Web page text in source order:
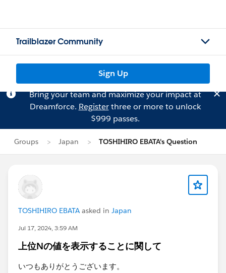
Trailblazer Community
Sign Up
Bring your team and maximize your impact at
Dreamforce. Registerthree or more to unlock
$999 passes.
Groups Japan TOSHIHIRO EBATA's Question
TOSHIHIRO EBATA asked in Japan
Jul 17, 2024, 3:59 AM
上位Nの値を表示することに関して
いつもありがとうございます。